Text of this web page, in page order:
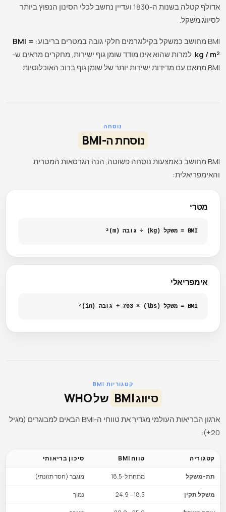
אדולף קטלה בשנות ה-1830 ועדיין נחשב לכלי הסינון הנפוץ ביותר
לסיווג משקל.
BMI מחושב כמשקל בקילוגרמים חלקי גובה במטרים בריבוע:
BMI =
kg / m². למרות שהוא אינו מודד שומן גוף ישירות, מחקרים מראים ש-
BMI מתאם עם מדידות ישירות יותר של שומן גוף ברוב האוכלוסיות.
נוסחה
נוסחת ה-BMI
BMI מחושב באמצעות נוסחה פשוטה. הנה הגרסאות המטרית
והאימפריאלית:
מטרי
BMI = משקל (kg) ÷ גובה (m)²
אימפריאלי
BMI = משקל (lbs) × 703 ÷ גובה (in)²
קטגוריות BMI
סיווג BMI של WHO
ארגון הבריאות העולמי מגדיר את טווחי ה-BMI הבאים למבוגרים (מגיל
20+):
קטגוריה טווח BMI סיכון בריאותי
תת-משקל מתחת ל-18.5 מוגבר (חסר תזונתי)
משקל תקין 18.5 – 24.9 נמוך